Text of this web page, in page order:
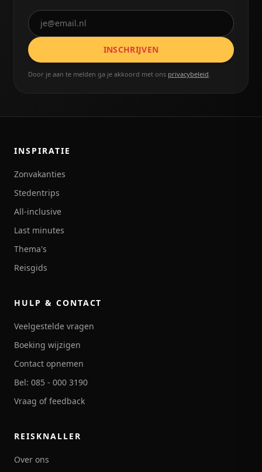
INSCHRIJVEN
Door je aan te melden ga je akkoord met ons privacybeleid.
INSPIRATIE
Zonvakanties
Stedentrips
All-inclusive
Last minutes
Thema's
Reisgids
HULP & CONTACT
Veelgestelde vragen
Boeking wijzigen
Contact opnemen
Bel: 085 - 000 3190
Vraag of feedback
REISKNALLER
Over ons